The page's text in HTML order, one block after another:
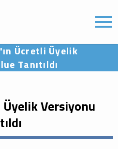
Ücretli Üyelik
Tanıtıldı
Versiyonu